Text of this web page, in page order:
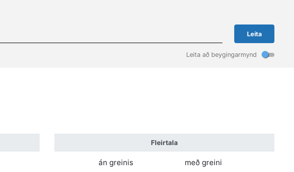
Leita
Leita að beygingarmynd
Fleirtala
án greinis með greini